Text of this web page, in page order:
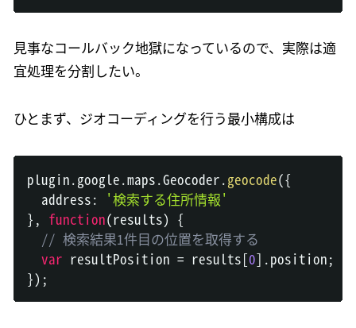
見事なコールバック地獄になっているので、実際は適
宜処理を分割したい。
ひとまず、ジオコーディングを行う最小構成は
plugin.google.maps.Geocoder.geocode({
  address
: '検索する住所情報'
} , function(results) {
// 検索結果1件目の位置を取得する
var resultPosition = results[0] .position;
}) ;